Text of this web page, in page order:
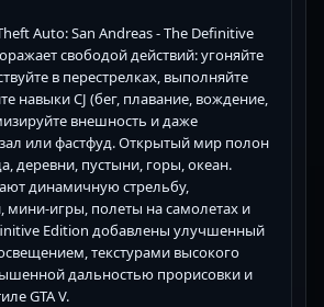
Auto: San Andreas - The Definitive
свободой действий: угоняйте
в перестрелках, выполняйте
навыки CJ (бег, плавание, вождение,
внешность и даже
или фастфуд. Открытый мир полон
деревни, пустыни, горы, океан.
динамичную стрельбу,
игры, полеты на самолетах и
Edition добавлены улучшенный
текстурами высокого
дальностью прорисовки и
GTA V.